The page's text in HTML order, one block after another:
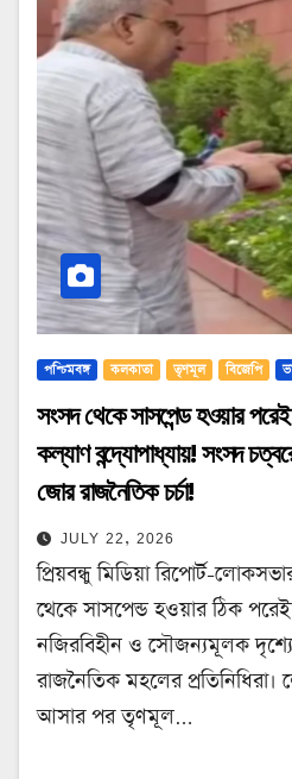
পশ্চিমবঙ্গ কলকাতা তৃণমূল বিজেপি
সংসদ থেকে সাসপেন্ড হওয়ার পরেই
কল্যাণ বন্দ্যোপাধ্যায়! সংসদ
জোর রাজনৈতিক চর্চা!
JULY 22, 2026
প্রিয়বন্ধু মিডিয়া রিপোর্ট-
থেকে সাসপেন্ড হওয়ার ঠিক
নজিরবিহীন ও সৌজন্যমূলক
রাজনৈতিক মহলের
আসার পর তৃণমূল…